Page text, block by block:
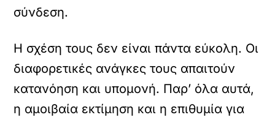
σύνδεση.
Η σχέση τους δεν είναι πάντα εύκολη. Οι
διαφορετικές ανάγκες τους απαιτούν
κατανόηση και υπομονή. Παρ’ όλα αυτά,
η αμοιβαία εκτίμηση και η επιθυμία για